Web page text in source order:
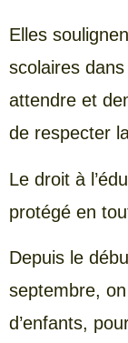
Elles
scolaires
attendre et
de respecter
Le droit à
protégé en
Depuis le
septembre,
d’enfants,